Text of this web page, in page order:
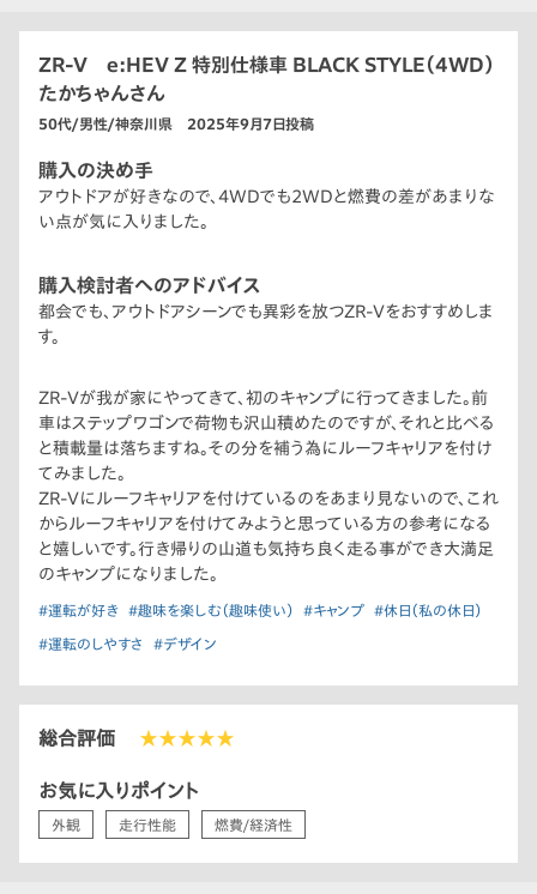
ZR-V e:HEV Z 特別仕様車 BLACK STYLE（4WD）
たかちゃんさん
50代/男性/神奈川県 2025年9月7日投稿
購入の決め手
アウトドアが好きなので、4WDでも2WDと燃費の差があまりな
い点が気に入りました。
購入検討者へのアドバイス
都会でも、アウトドアシーンでも異彩を放つZR-Vをおすすめしま
す。
ZR-Vが我が家にやってきて、初のキャンプに行ってきました。前
車はステップワゴンで荷物も沢山積めたのですが、それと比べる
と積載量は落ちますね。その分を補う為にルーフキャリアを付け
てみました。
ZR-Vにルーフキャリアを付けているのをあまり見ないので、これ
からルーフキャリアを付けてみようと思っている方の参考になる
と嬉しいです。行き帰りの山道も気持ち良く走る事ができ大満足
のキャンプになりました。
#運転が好き #趣味を楽しむ（趣味使い） #キャンプ #休日（私の休日）
#運転のしやすさ #デザイン
総合評価 ★★★★★
お気に入りポイント
外観 走行性能 燃費/経済性